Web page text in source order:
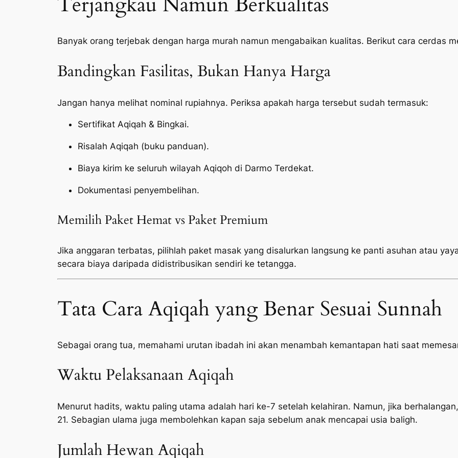
Banyak orang terjebak dengan harga murah namun mengabaikan kualitas. Berikut cara cerdas
Bandingkan Fasilitas, Bukan Hanya Harga
Jangan hanya melihat nominal rupiahnya. Periksa apakah harga tersebut sudah termasuk:
Sertifikat Aqiqah & Bingkai.
Risalah Aqiqah (buku panduan).
Biaya kirim ke seluruh wilayah Aqiqoh di Darmo Terdekat.
Dokumentasi penyembelihan.
Memilih Paket Hemat vs Paket Premium
Jika anggaran terbatas, pilihlah paket masak yang disalurkan langsung ke panti asuhan atau
secara biaya daripada didistribusikan sendiri ke tetangga.
Tata Cara Aqiqah yang Benar Sesuai Sunnah
Sebagai orang tua, memahami urutan ibadah ini akan menambah kemantapan hati saat
Waktu Pelaksanaan Aqiqah
Menurut hadits, waktu paling utama adalah hari ke-7 setelah kelahiran. Namun, jika
21. Sebagian ulama juga membolehkan kapan saja sebelum anak mencapai usia baligh.
Jumlah Hewan Aqiqah